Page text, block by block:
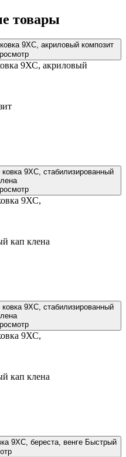
товары
9ХС, акриловый
9ХС,
кап клена
9ХС,
кап клена
Быстрый